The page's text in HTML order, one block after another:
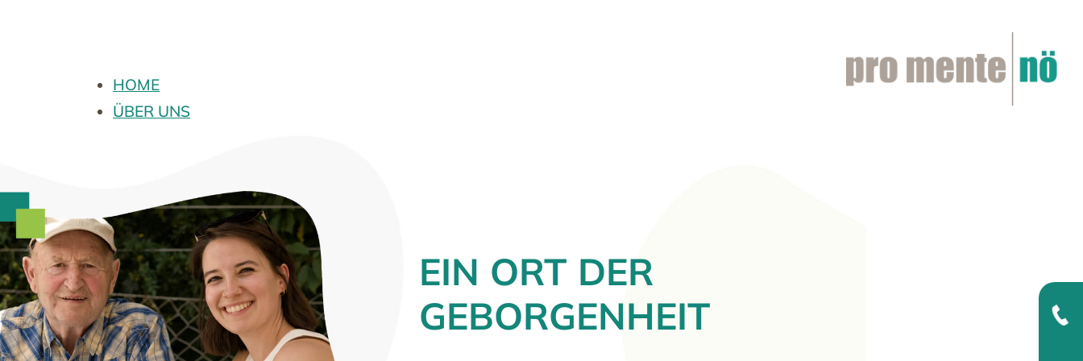
HOME
ÜBER UNS
Café Vielfalt
Leichter leben
easykids fix
MITMACHEN
Ehrenamtliche Sozialbegleitung
Ersthelfer:in werden
Jobs
EIN ORT DER
GEBORGENHEIT